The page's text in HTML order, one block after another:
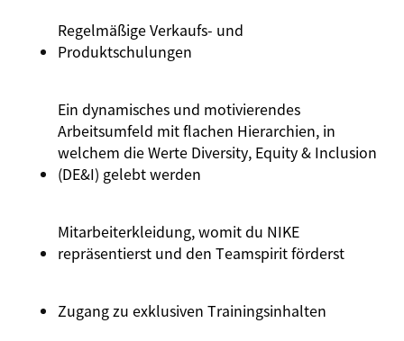
Regelmäßige Verkaufs- und
Produktschulungen
Ein dynamisches und motivierendes
Arbeitsumfeld mit flachen Hierarchien, in
welchem die Werte Diversity, Equity & Inclusion
(DE&I) gelebt werden
Mitarbeiterkleidung, womit du NIKE
repräsentierst und den Teamspirit förderst
Zugang zu exklusiven Trainingsinhalten